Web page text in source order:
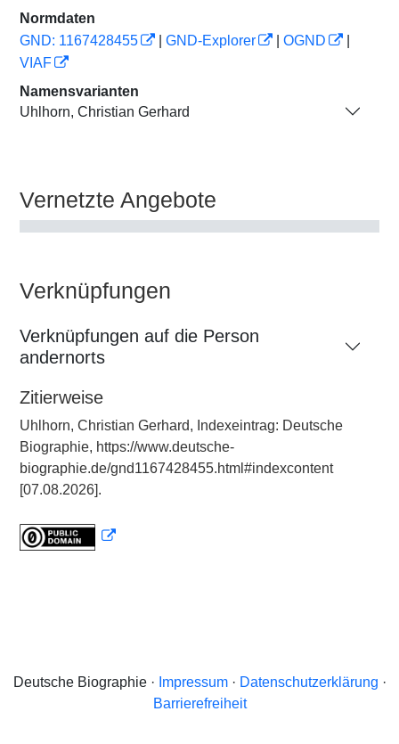
Normdaten
GND: 1167428455
GND-Explorer OGND
VIAF
Namensvarianten
Uhlhorn, Christian Gerhard
Vernetzte Angebote
Verknüpfungen
Verknüpfungen auf die Person
andernorts
Zitierweise
Uhlhorn, Christian Gerhard, Indexeintrag: Deutsche
Biographie, https://www.deutsche-
biographie.de/gnd1167428455.html#indexcontent
[07.08.2026].
Deutsche Biographie · Impressum· Datenschutzerklärung ·
Barrierefreiheit